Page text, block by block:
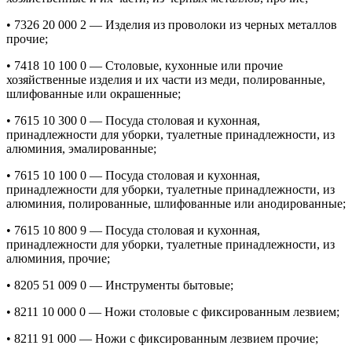
• 7326 20 000 2 — Изделия из проволоки из черных металлов
прочие;
• 7418 10 100 0 — Столовые, кухонные или прочие
хозяйственные изделия и их части из меди, полированные,
шлифованные или окрашенные;
• 7615 10 300 0 — Посуда столовая и кухонная,
принадлежности для уборки, туалетные принадлежности, из
алюминия, эмалированные;
• 7615 10 100 0 — Посуда столовая и кухонная,
принадлежности для уборки, туалетные принадлежности, из
алюминия, полированные, шлифованные или анодированные;
• 7615 10 800 9 — Посуда столовая и кухонная,
принадлежности для уборки, туалетные принадлежности, из
алюминия, прочие;
• 8205 51 009 0 — Инструменты бытовые;
• 8211 10 000 0 — Ножи столовые с фиксированным лезвием;
• 8211 91 000 — Ножи с фиксированным лезвием прочие;